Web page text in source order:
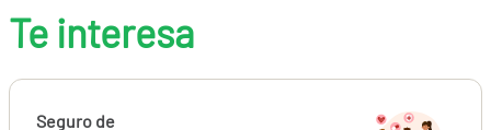
Te interesa
Seguro de